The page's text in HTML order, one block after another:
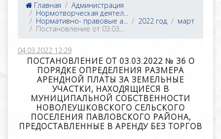
Главная
Администрация
Нормотворческая деятел...
Нормативно- правовые а...
2022 год
март
Постановление от 03.03...
04.03.2022 12:29
ПОСТАНОВЛЕНИЕ ОТ 03.03.2022 № 36 О
ПОРЯДКЕ ОПРЕДЕЛЕНИЯ РАЗМЕРА
АРЕНДНОЙ ПЛАТЫ ЗА ЗЕМЕЛЬНЫЕ
УЧАСТКИ, НАХОДЯЩИЕСЯ В
МУНИЦИПАЛЬНОЙ СОБСТВЕННОСТИ
НОВОЛЕУШКОВСКОГО СЕЛЬСКОГО
ПОСЕЛЕНИЯ ПАВЛОВСКОГО РАЙОНА,
ПРЕДОСТАВЛЕННЫЕ В АРЕНДУ БЕЗ ТОРГОВ